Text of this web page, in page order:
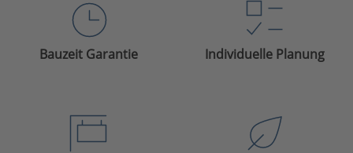
Bauzeit Garantie Individuelle Planung